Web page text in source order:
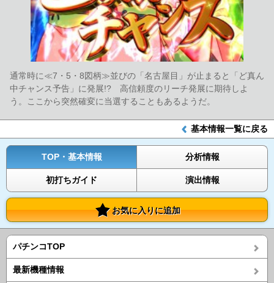
通常時に≪7・5・8図柄≫並びの「名古屋目」が止まると「ど真ん
中チャンス予告」に発展!? 高信頼度のリーチ発展に期待しよ
う。ここから突然確変に当選することもあるようだ。
基本情報一覧に戻る
TOP・基本情報 分析情報
初打ちガイド 演出情報
お気に入りに追加
パチンコTOP
最新機種情報